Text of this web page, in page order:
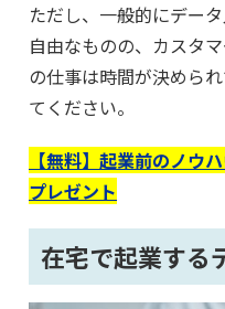
ただし、一般的にデー
自由なものの、カスタ
の仕事は時間が決めら
てください。
【無料】起業前のノウ
プレゼント
在宅で起業する